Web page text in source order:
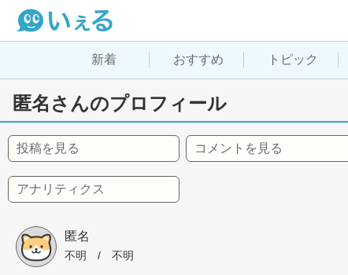
新着 おすすめ トピック
匿名さんのプロフィール
投稿を見る コメントを見る
アナリティクス
匿名
不明 / 不明